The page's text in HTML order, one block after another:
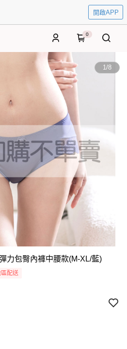
開啟APP
0
1/8
力包臀內褲中腰款(M-XL/藍)
區配送